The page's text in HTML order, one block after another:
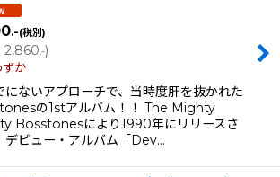
.-(税別)
2,860.-)
ずか
にないアプローチで、当時度肝を抜かれた
の1stアルバム！！ The Mighty
Bosstonesにより1990年にリリースさ
デビュー・アルバム「Dev…